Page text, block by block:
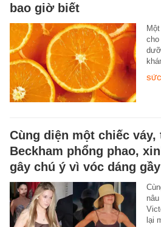
bao giờ biết
cho
Cùng diện một chiếc
Beckham phổng phao,
gây chú ý vì vóc dáng
lại